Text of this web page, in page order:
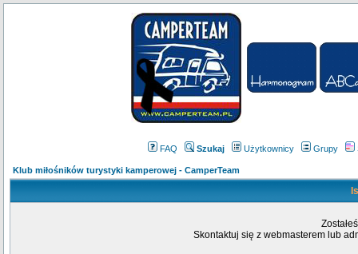
FAQ Szukaj Użytkownicy Grupy
Klub miłośników turystyki kamperowej - CamperTeam
Skontaktuj się z webmasterem lub